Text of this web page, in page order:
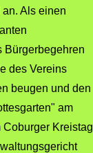
Als einen
Bürgerbegehren
des Vereins
beugen und den
am
Kreistag